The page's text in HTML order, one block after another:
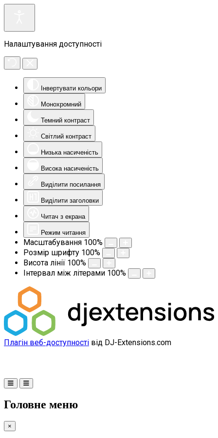
Налаштування доступності
Інвертувати кольори
Монохромний
Темний контраст
Світлий контраст
Низька насиченість
Висока насиченість
Виділити посилання
Виділити заголовки
Читач з екрана
Режим читання
Масштабування 100%
Розмір шрифту 100%
Висота лінії 100%
Інтервал між літерами 100%
Плагін веб-доступності від DJ-Extensions.com
Головне меню
×